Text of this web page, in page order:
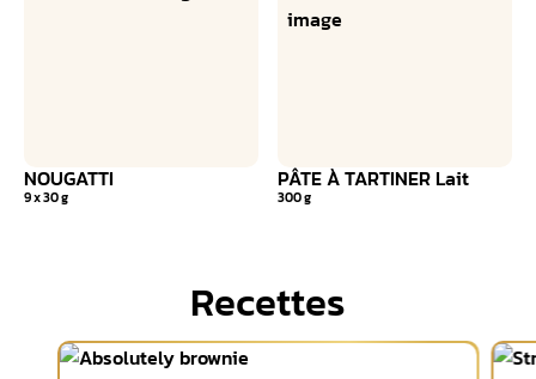
NOUGATTI
9 x 30 g
PÂTE À TARTINER Lait
300 g
Recettes